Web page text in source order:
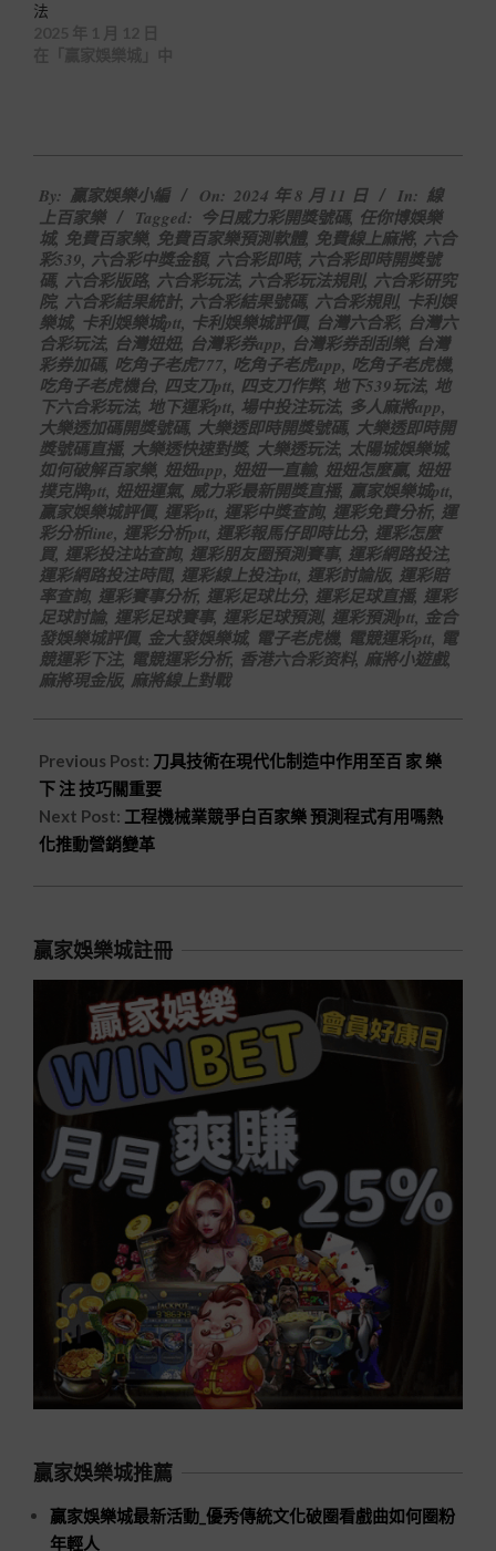
法
08-
11
By: 贏家娛樂小編 On: 2024 年 8 月 11 日 In: 線
上百家樂
Tagged: 今日威力彩開獎號碼, 任你博娛樂
城, 免費百家樂, 免費百家樂預測軟體, 免費線上麻將, 六合
彩539, 六合彩中獎金額, 六合彩即時, 六合彩即時開獎號
碼, 六合彩版路, 六合彩玩法, 六合彩玩法規則, 六合彩研究
院, 六合彩結果統計, 六合彩結果號碼, 六合彩規則, 卡利娛
樂城, 卡利娛樂城ptt, 卡利娛樂城評價, 台灣六合彩, 台灣六
合彩玩法, 台灣妞妞, 台灣彩券app, 台灣彩券刮刮樂, 台灣
彩券加碼, 吃角子老虎777, 吃角子老虎app, 吃角子老虎機,
吃角子老虎機台, 四支刀ptt, 四支刀作弊, 地下539玩法, 地
下六合彩玩法, 地下運彩ptt, 場中投注玩法, 多人麻將app,
大樂透加碼開獎號碼, 大樂透即時開獎號碼, 大樂透即時開
獎號碼直播, 大樂透快速對獎, 大樂透玩法, 太陽城娛樂城,
如何破解百家樂, 妞妞app, 妞妞一直輸, 妞妞怎麼贏, 妞妞
撲克牌ptt, 妞妞運氣, 威力彩最新開獎直播, 贏家娛樂城ptt,
贏家娛樂城評價, 運彩ptt, 運彩中獎查詢, 運彩免費分析, 運
彩分析line, 運彩分析ptt, 運彩報馬仔即時比分, 運彩怎麼
買, 運彩投注站查詢, 運彩朋友圈預測賽事, 運彩網路投注,
運彩網路投注時間, 運彩線上投注ptt, 運彩討論版, 運彩賠
率查詢, 運彩賽事分析, 運彩足球比分, 運彩足球直播, 運彩
足球討論, 運彩足球賽事, 運彩足球預測, 運彩預測ptt, 金合
發娛樂城評價, 金大發娛樂城, 電子老虎機, 電競運彩ptt, 電
競運彩下注, 電競運彩分析, 香港六合彩资料, 麻將小遊戲,
麻將現金版, 麻將線上對戰
Previous Post: 刀具技術在現代化制造中作用至百 家 樂
下 注 技巧關重要
Next Post: 工程機械業競爭白百家樂 預測程式有用嗎熱
化推動營銷變革
贏家娛樂城註冊
贏家娛樂城推薦
贏家娛樂城最新活動_優秀傳統文化破圈看戲曲如何圈粉
年輕人